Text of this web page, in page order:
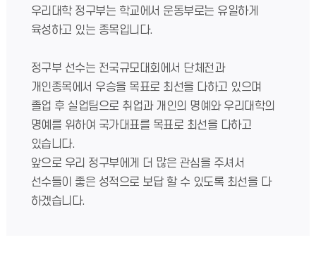
우리대학 정구부는 학교에서 운동부로는 유일하게
육성하고 있는 종목입니다.
정구부 선수는 전국규모대회에서 단체전과
개인종목에서 우승을 목표로 최선을 다하고 있으며
졸업 후 실업팀으로 취업과 개인의 명예와 우리대학의
명예를 위하여 국가대표를 목표로 최선을 다하고
있습니다.
앞으로 우리 정구부에게 더 많은 관심을 주셔서
선수들이 좋은 성적으로 보답 할 수 있도록 최선을 다
하겠습니다.